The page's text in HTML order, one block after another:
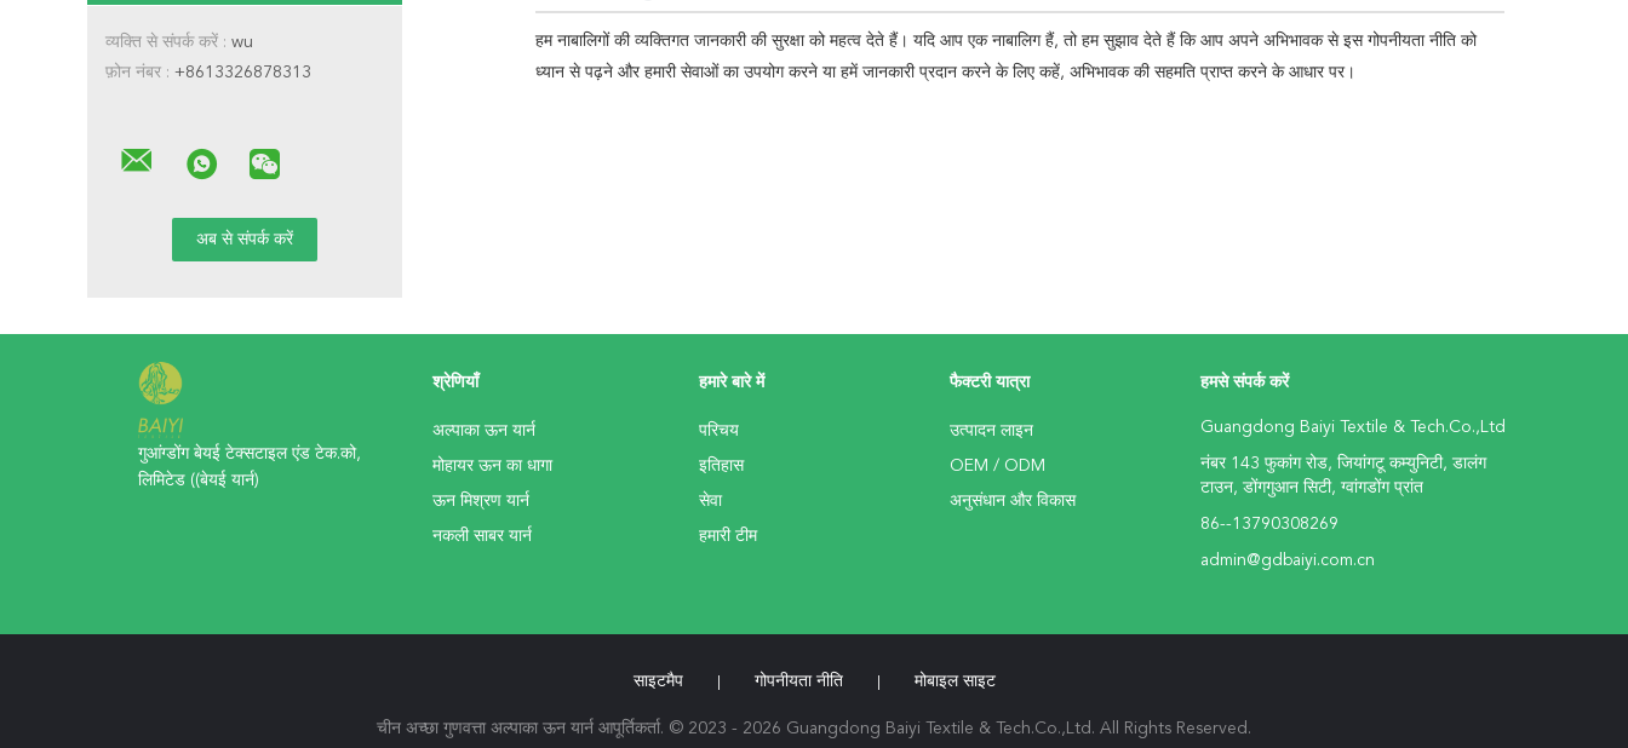
व्यक्ति से संपर्क करें : wu
फ़ोन नंबर : +8613326878313
हम नाबालिगों की व्यक्तिगत जानकारी की सुरक्षा को महत्व देते हैं। यदि आप एक नाबालिग हैं, तो हम सुझाव देते हैं कि आप अपने अभिभावक से इस गोपनीयता नीति को
ध्यान से पढ़ने और हमारी सेवाओं का उपयोग करने या हमें जानकारी प्रदान करने के लिए कहें, अभिभावक की सहमति प्राप्त करने के आधार पर।
गुआंग्डोंग बेयई टेक्सटाइल एंड टेक.को,
लिमिटेड ((बेयई यार्न)
श्रेणियाँ
अल्पाका ऊन यार्न
मोहायर ऊन का धागा
ऊन मिश्रण यार्न
नकली साबर यार्न
हमारे बारे में
परिचय
इतिहास
सेवा
हमारी टीम
फैक्टरी यात्रा
उत्पादन लाइन
OEM / ODM
अनुसंधान और विकास
हमसे संपर्क करें
Guangdong Baiyi Textile & Tech.Co.,Ltd
नंबर 143 फुकांग रोड, जियांगटू कम्युनिटी, डालंग
टाउन, डोंगगुआन सिटी, ग्वांगडोंग प्रांत
86--13790308269
admin@gdbaiyi.com.cn
साइटमैप गोपनीयता नीति मोबाइल साइट
चीन अच्छा गुणवत्ता अल्पाका ऊन यार्न आपूर्तिकर्ता. © 2023 - 2026 Guangdong Baiyi Textile & Tech.Co.,Ltd. All Rights Reserved.